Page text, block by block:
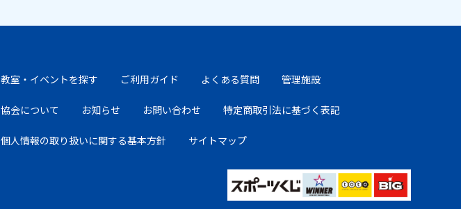
教室・イベントを探す ご利用ガイド よくある質問 管理施設
協会について お知らせ お問い合わせ 特定商取引法に基づく表記
個人情報の取り扱いに関する基本方針 サイトマップ